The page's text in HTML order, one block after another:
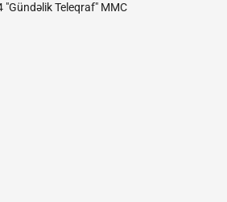
"Gündəlik Teleqraf" MMC